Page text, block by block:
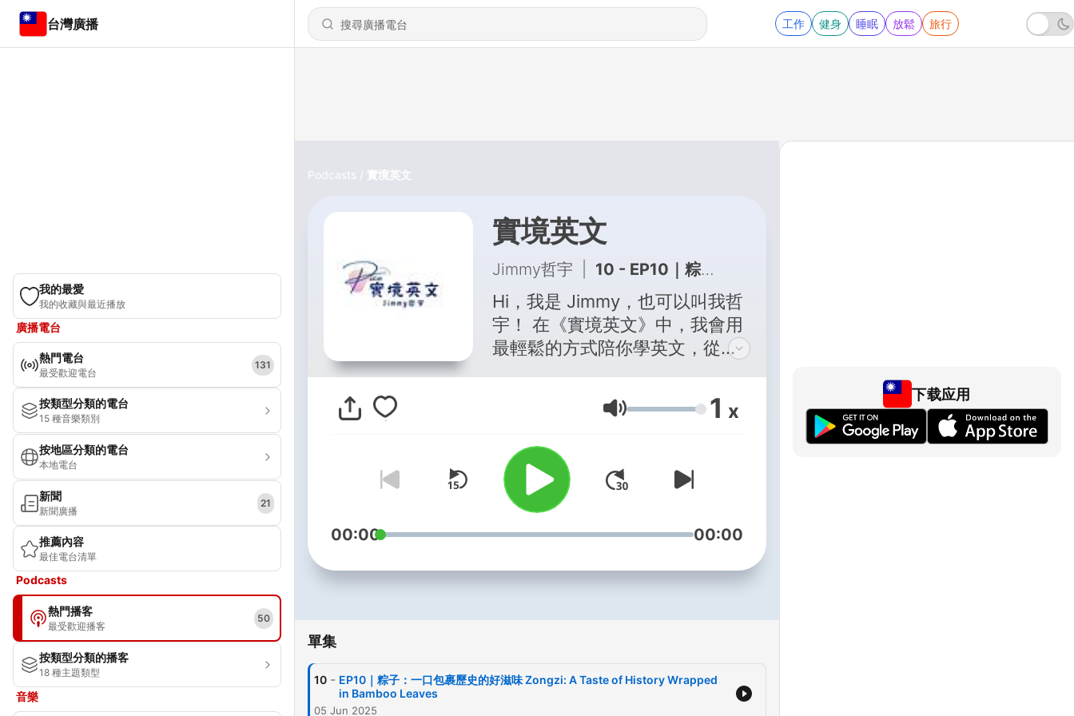
台灣廣播 工作 健身 睡眠 放鬆 旅行
我的最愛
我的收藏與最近播放
廣播電台
熱門電台
最受歡迎電台
131
按類型分類的電台
15 種音樂類別
按地區分類的電台
本地電台
新聞
新聞廣播
21
推薦內容
最佳電台清單
Podcasts
熱門播客
最受歡迎播客
50
按類型分類的播客
18 種主題類型
音樂
Podcasts 實境英文
實境英文
Jimmy哲宇 10 - EP10｜粽子：一口包裹歷史的好滋味 Zongzi: A Taste of History Wrapped in Bamboo Leaves
Hi，我是 Jimmy，也可以叫我哲
宇！ 在《實境英文》中，我會用
最輕鬆的方式陪你學英文，從日
事，讓英文成為你生活的一部
分。 🎧 每週更新，適合通勤、午
Hosting provided by
音量 1 x
00:00 00:00
單集
10 - EP10｜粽子：一口包裹歷史的好滋味 Zongzi: A Taste of History Wrapped
in Bamboo Leaves
05 Jun 2025
下载应用